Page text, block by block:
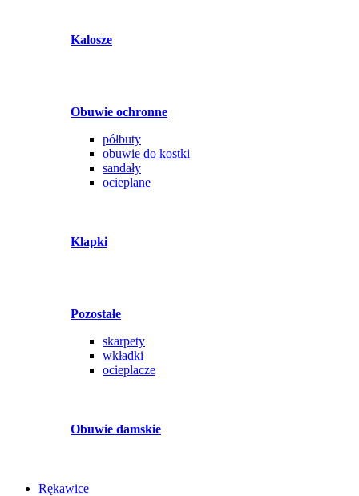
Kalosze
Obuwie ochronne
półbuty
obuwie do kostki
sandały
ocieplane
Klapki
Pozostałe
skarpety
wkładki
ocieplacze
Obuwie damskie
Rękawice